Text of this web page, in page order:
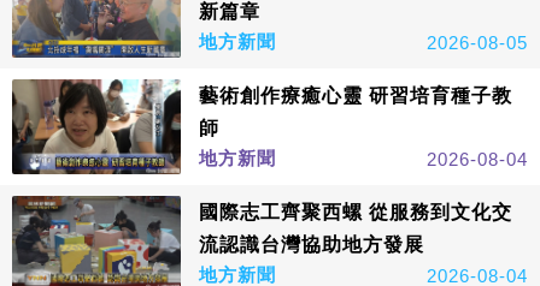
新篇章
地方新聞
2026-08-05
藝術創作療癒心靈 研習培育種子教
師
地方新聞
2026-08-04
國際志工齊聚西螺 從服務到文化交
流認識台灣協助地方發展
地方新聞
2026-08-04